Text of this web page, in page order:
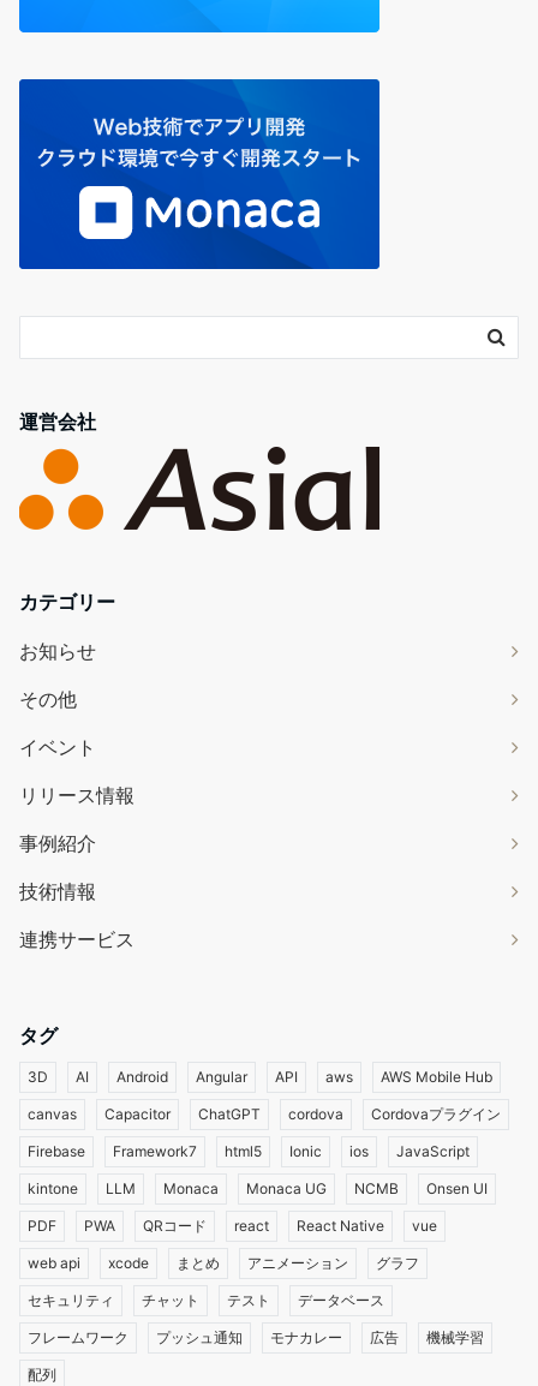
運営会社
カテゴリー
お知らせ
その他
イベント
リリース情報
事例紹介
技術情報
連携サービス
タグ
3D AI Android Angular API aws AWS Mobile Hub
canvas Capacitor ChatGPT cordova Cordovaプラグイン
Firebase Framework7 html5 Ionic ios JavaScript
kintone LLM Monaca Monaca UG NCMB Onsen UI
PDF PWA QRコード react React Native vue
web api xcode まとめ アニメーション グラフ
セキュリティ チャット テスト データベース
フレームワーク プッシュ通知 モナカレー 広告 機械学習
配列